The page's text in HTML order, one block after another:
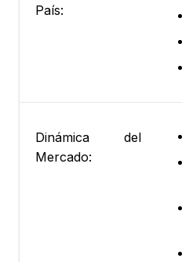
País:
Dinámica del
Mercado: